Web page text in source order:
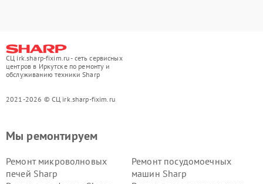
СЦ irk.sharp-fixim.ru - сеть сервисных
центров в Иркутске по ремонту и
обслуживанию техники Sharp
2021-2026 © СЦ irk.sharp-fixim.ru
Мы ремонтируем
Ремонт микроволновых
печей Sharp
Ремонт посудомоечных
машин Sharp